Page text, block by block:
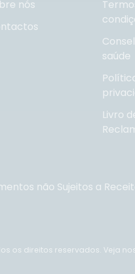
nós
saúde
Livro
não Sujeitos a
os direitos reservados. Veja